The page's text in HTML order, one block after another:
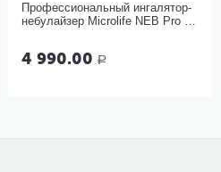
Профессиональный ингалятор-
небулайзер Microlife NEB Pro 2
4 990.00 Р